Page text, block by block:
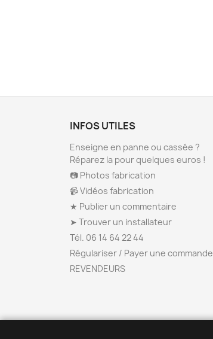
INFOS UTILES
Enseigne en panne ou cassée ?
Réparez la pour quelques euros !
📷 Photos fabrication
📹 Vidéos fabrication
★ Publier un commentaire
➤ Trouver un installateur
Tél. 06 14 64 22 44
Régulariser / Payer une commande
REVENDEURS